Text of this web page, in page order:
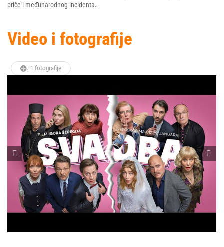
priče i međunarodnog incidenta.
Video i fotografije
1 fotografije